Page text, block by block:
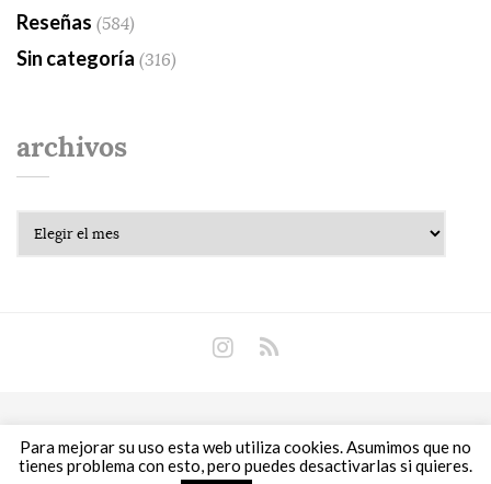
Reseñas (584)
Sin categoría (316)
archivos
Copyright © 2018 Libros Prohibidos •
Política de
privacidad
Para mejorar su uso esta web utiliza cookies. Asumimos que no
tienes problema con esto, pero puedes desactivarlas si quieres.